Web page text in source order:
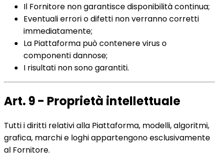
Il Fornitore non garantisce disponibilità continua;
Eventuali errori o difetti non verranno corretti
immediatamente;
La Piattaforma può contenere virus o
componenti dannose;
I risultati non sono garantiti.
Art. 9 - Proprietà intellettuale
Tutti i diritti relativi alla Piattaforma, modelli, algoritmi,
grafica, marchi e loghi appartengono esclusivamente
al Fornitore.